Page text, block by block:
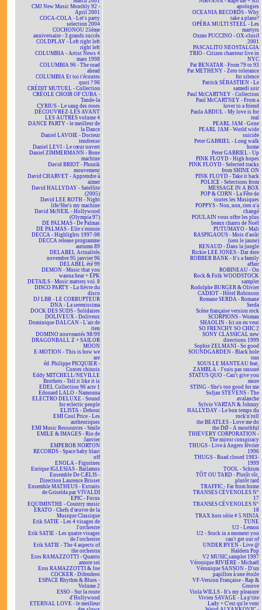
CMJ New Music Monthly 92 -
April 2001
COCA-COLA - Let's party
selection 2004
COCHONOU 25ème
anniversaire - 3 grands succès
COLDPLAY - Left right left
right left
COLUMBIA - Artist News 4
mars 1998
COLUMBIA 96 - The road
ahead
COLUMBIA Et toi t'écoutes
quoi ? 96
CRÉDIT MUTUEL - Collection
CRÉOLE CHOIR OF CUBA -
Tande-la
CYRIUS - Le sang des roses
DÉCOUVREZ-LES AVANT
LES AUTRES volume 4
DANCE PARTY - le meilleur de
la Dance
Daniel LAVOIE - Docteur
tendresse
Daniel LEVI - Le cœur ouvert
Daniel ZIMMERMANN - Bone
machine
David BRIOT - Phonik
mouvement
David CHARVET - Apprendre à
aimer
David HALLYDAY - Satellite
(2005)
David LEE ROTH - Night
life/She's my machine
David McNEIL - Hollywood
(Olympia 97)
DE PALMAS - De Palmas
DE PALMAS - Elle s'ennuie
DECCA - Highlights 1997-98
DECCA release programme
autumn 89
DELABEL Actualités
novembre 95 janvier 96
DELABEL été 99
DEMON - Music that you
wanna hear + EPK
DETAILS - Music matters vol. 8
DISCO PARTY - La fièvre du
disco
DJ LBR - LE CORRUPTEUR
DNA - La serenissima
DOCK DES SUDS - Solidaires
DOLIVEUX - Doliveux
Dominique DALCAN - L'air de
rien
DOMINO nouveautés 98/99
DRAGONBALL Z + SAILOR
MOON
E-MOTION - This is how we
are
éd. Philippe PICQUIER -
Contes chinois
Eddy MITCHELL/NEVILLE
Brothers - Tell it like it is
EDEL Collection 96 acte 1
Edouard LALO - Namouna
ELECTRO DELUXE - Sound
for eclectic people
ELISTA - Debout
EMI Cool Price - Les
authentiques
EMI Music Ressources - Smile
EMILE & IMAGES - Rio de
Janvier
EMPEROR NORTON
RECORDS - Space baby blast
off
ENOLA - Figurines
Enrique IGLESIAS - Bailamos
Ensemble De CÆLIS -
Direction Laurence Brisset
Ensemble MATHEUS - Extraits
de Griselda par VIVALDI
EPIC - Focus
EQUIMINTHE - Country music
ERATO - Chefs d'œuvre de la
Musique Classique
Erik SATIE - Les 4 visages de
l'orchestre
Erik SATIE - Les quatre visages
de l'orchestre
Erik SATIE - The 4 aspects of
the orchestra
Eros RAMAZZOTTI - Quanto
amore sei
Eros RAMAZZOTTI & Joe
COCKER - Difendero
ESPACE Rhythm & Blues -
Volume 2
ESSO - Sur la route
d'Hollywood
ETERNAL LOVE - le meilleur
apologies
OCEANIA RECORDS - Why
take a plane?
OPÉRA MULTI STEEL - Les
martyrs
Oxmo PUCCINO - OX-clusif
2001
PASCALITO NEOSTALGIA
TRIO - Citizen chanteur live in
NYC
Pat BENATAR - From 79 to 93
Pat METHENY - Zero tolerance
for silence
Patrick SÉBASTIEN - Le
samedi soir
Paul McCARTNEY - Collection
Paul McCARTNEY - From a
lover to a friend
Paula ABDUL - My love is for
real
PEARL JAM - Gone
PEARL JAM - World wide
suicide
Peter GABRIEL - Long walk
home
Peter GABRIEL - Up
PINK FLOYD - High hopes
PINK FLOYD - Selected tracks
from SHINE ON
PINK FLOYD - Take it back
POLICE - Selections from
MESSAGE IN A BOX
POP & CORN - La Fête de
toutes les Musiques
POPPYS - Non, non, rien n'a
changé
POULAIN vous offre les plus
beaux chants de Noël
PUTUMAYO - Mali
RASPIGAOUS - Mois d'août
(sers le jaune)
RENAUD - Dans la jungle
Rickie LEE JONES - Dat dere
ROBBER BANK - It's a family
affair
ROBINEAU - On
Rock & Folk WOODSTOCK
sampler
Rodolphe BURGER & Olivier
CADIOT - Hôtel Robinson
Romane SERDA - Romane
Serda
Scène française version rock
SCORPIONS - Woman
SHAOLIN - Ici on en veut
SO FRENCHY SO CHIC 2
SONY CLASSICAL new
directions 1999
Sophie ZELMANI - So good
SOUNDGARDEN - Black hole
sun
SOUS LE MANTEAU feat.
ZAMBLA - J'suis pas rassuré
STATUS QUO - Can't give you
more
STING - She's too good for me
Sufjan STEVENS - The
avalanche
Sylvie VARTAN & Johnny
HALLYDAY - Le bon temps du
rock'n'roll
the BEATLES - Love me do
the DØ - A mouthful
THIEVERY CORPORATION -
The mirror conspiracy
THUGS - Live à Angers février
1996
THUGS - Road closed 1983-
1999
TOOL - Schism
TÔT OU TARD - Plutôt tôt,
plutôt tard
TRAFFIC - Far from home
TRANSES CÉVENOLES N°
17
TRANSES CÉVENOLES N°
18
TRAX hors série # 5 NINJA
TUNE
U2 - Lemon
U2 - Stuck in a moment you
can't get out of
UNDER BYEN - Live @
Haldern Pop
V2 MUSIC sampler 1997
Véronique RIVIÈRE - Michaël
Véronique SANSON - D'un
papillon à une étoile
VF-Version Française - Rap &
Groove
Viola WILLS - It's my pleasure
Vivien SAVAGE - La p'tite
Lady + C'est qu'le vent